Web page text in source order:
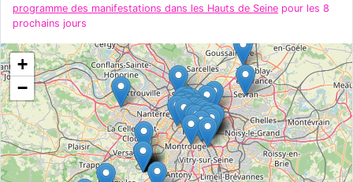
programme des manifestations dans les Hauts de Seine pour les 8
prochains jours
+
−